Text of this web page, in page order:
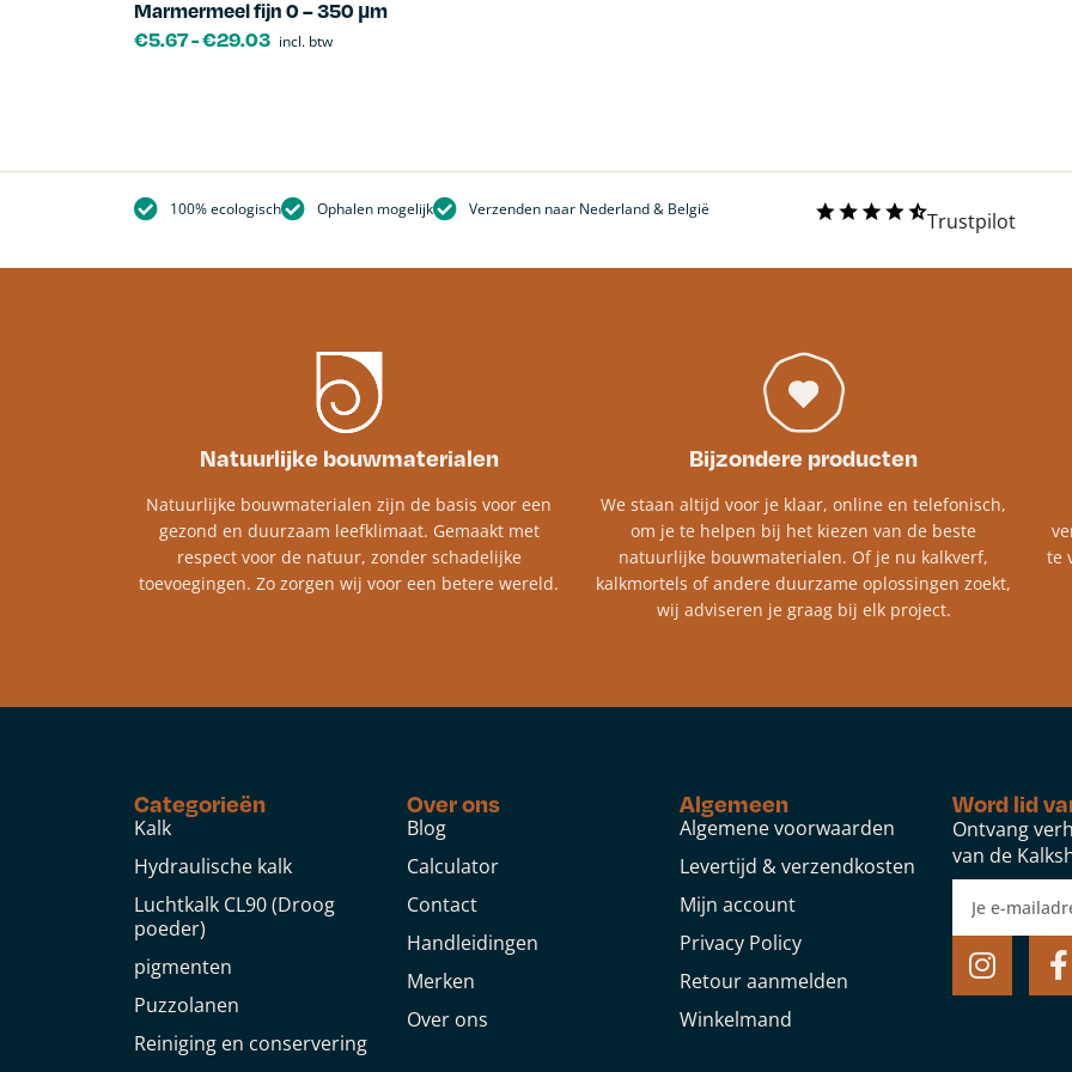
Marmermeel fijn 0 – 350 µm
€5.67-€29.03 incl. btw
100% ecologisch Ophalen mogelijk Verzenden naar Nederland & België Trustpilot
Natuurlijke bouwmaterialen
Natuurlijke bouwmaterialen zijn de basis voor een
gezond en duurzaam leefklimaat. Gemaakt met
respect voor de natuur, zonder schadelijke
toevoegingen. Zo zorgen wij voor een betere wereld.
Bijzondere producten
We staan altijd voor je klaar, online en telefonisch,
om je te helpen bij het kiezen van de beste
natuurlijke bouwmaterialen. Of je nu kalkverf,
kalkmortels of andere duurzame oplossingen zoekt,
wij adviseren je graag bij elk project.​
te
Categorieën
Kalk
Hydraulische kalk
Luchtkalk CL90 (Droog
poeder)
pigmenten
Puzzolanen
Reiniging en conservering
Over ons
Blog
Calculator
Contact
Handleidingen
Merken
Over ons
Algemeen
Algemene voorwaarden
Levertijd & verzendkosten
Mijn account
Privacy Policy
Retour aanmelden
Winkelmand
Word lid
Ontvang
van de